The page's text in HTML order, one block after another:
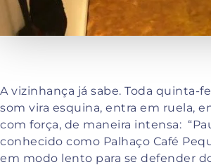
A vizinhança já sabe. Toda quinta-
som vira esquina, entra em ruela,
com força, de maneira intensa:
conhecido como Palhaço Café
em modo lento para se defender